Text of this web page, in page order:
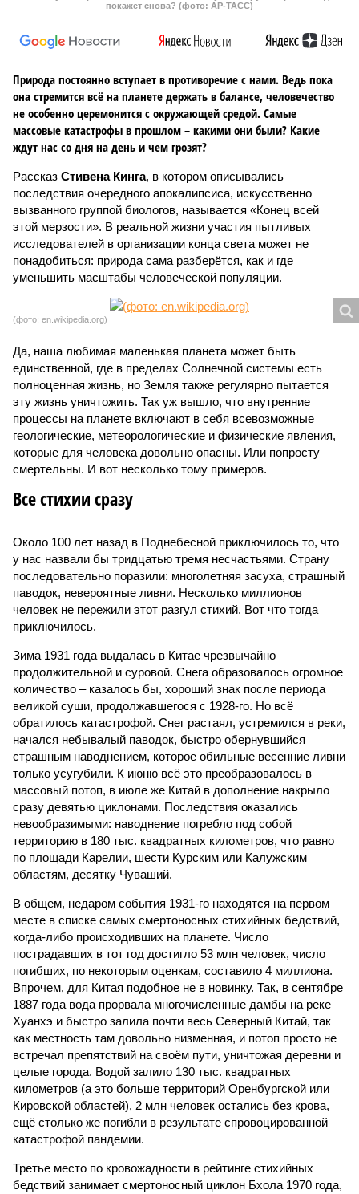
покажет снова? (фото: АР-ТАСС)
Природа постоянно вступает в противоречие с нами. Ведь пока
она стремится всё на планете держать в балансе, человечество
не особенно церемонится с окружающей средой. Самые
массовые катастрофы в прошлом – какими они были? Какие
ждут нас со дня на день и чем грозят?
Рассказ Стивена Кинга, в котором описывались
последствия очередного апокалипсиса, искусственно
вызванного группой биологов, называется «Конец всей
этой мерзости». В реальной жизни участия пытливых
исследователей в организации конца света может не
понадобиться: природа сама разберётся, как и где
уменьшить масштабы человеческой популяции.
(фото: en.wikipedia.org)
Да, наша любимая маленькая планета может быть
единственной, где в пределах Солнечной системы есть
полноценная жизнь, но Земля также регулярно пытается
эту жизнь уничтожить. Так уж вышло, что внутренние
процессы на планете включают в себя всевозможные
геологические, метеорологические и физические явления,
которые для человека довольно опасны. Или попросту
смертельны. И вот несколько тому примеров.
Все стихии сразу
Около 100 лет назад в Поднебесной приключилось то, что
у нас назвали бы тридцатью тремя несчастьями. Страну
последовательно поразили: многолетняя засуха, страшный
паводок, невероятные ливни. Несколько миллионов
человек не пережили этот разгул стихий. Вот что тогда
приключилось.
Зима 1931 года выдалась в Китае чрезвычайно
продолжительной и суровой. Снега образовалось огромное
количество – казалось бы, хороший знак после периода
великой суши, продолжавшегося с 1928-го. Но всё
обратилось катастрофой. Снег растаял, устремился в реки,
начался небывалый паводок, быстро обернувшийся
страшным наводнением, которое обильные весенние ливни
только усугубили. К июню всё это преобразовалось в
массовый потоп, в июле же Китай в дополнение накрыло
сразу девятью циклонами. Последствия оказались
невообразимыми: наводнение погребло под собой
территорию в 180 тыс. квадратных километров, что равно
по площади Карелии, шести Курским или Калужским
областям, десятку Чуваший.
В общем, недаром события 1931-го находятся на первом
месте в списке самых смертоносных стихийных бедствий,
когда-либо происходивших на планете. Число
пострадавших в тот год достигло 53 млн человек, число
погибших, по некоторым оценкам, составило 4 миллиона.
Впрочем, для Китая подобное не в новинку. Так, в сентябре
1887 года вода прорвала многочисленные дамбы на реке
Хуанхэ и быстро залила почти весь Северный Китай, так
как местность там довольно низменная, и потоп просто не
встречал препятствий на своём пути, уничтожая деревни и
целые города. Водой залило 130 тыс. квадратных
километров (а это больше территорий Оренбургской или
Кировской областей), 2 млн человек остались без крова,
ещё столько же погибли в результате спровоцированной
катастрофой пандемии.
Третье место по кровожадности в рейтинге стихийных
бедствий занимает смертоносный циклон Бхола 1970 года,